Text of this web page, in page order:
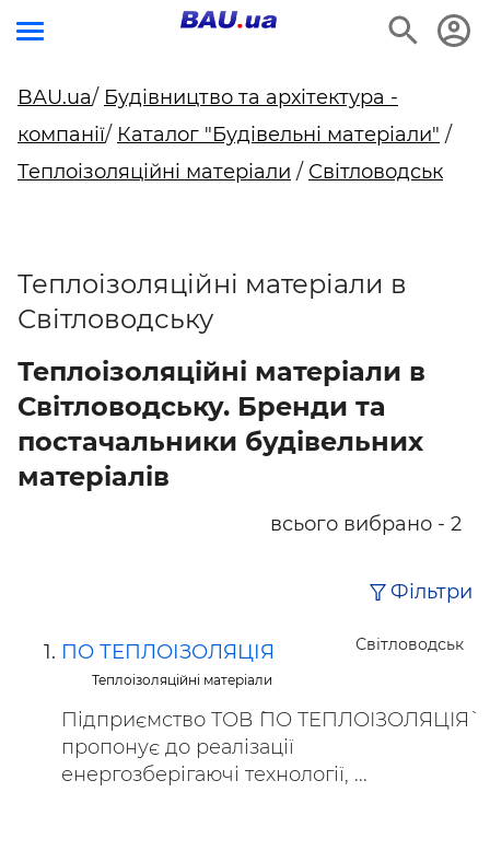
BAU.ua/ Будівництво та архітектура -
компанії/ Каталог "Будівельні матеріали" /
Теплоізоляційні матеріали / Світловодськ
Теплоізоляційні матеріали в
Світловодську
Теплоізоляційні матеріали в
Світловодську. Бренди та
постачальники будівельних
матеріалів
всього вибрано - 2
Фільтри
Світловодськ
ПО ТЕПЛОІЗОЛЯЦІЯ
Теплоізоляційні матеріали
Підприємство ТОВ `ПО ТЕПЛОІЗОЛЯЦІЯ`
пропонує до реалізації
енергозберігаючі технології, ...